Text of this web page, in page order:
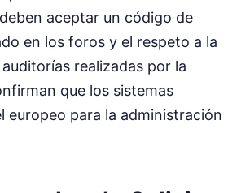
aceptar un código de
en los foros y el respeto a la
realizadas por la
que los sistemas
europeo para la administración